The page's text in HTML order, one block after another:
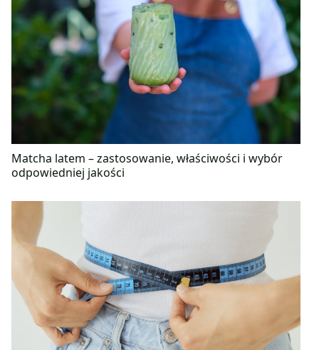
Matcha latem – zastosowanie, właściwości i wybór
odpowiedniej jakości